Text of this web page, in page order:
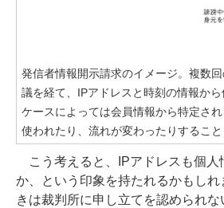
発信者情報開示請求のイメージ。複数
議を経て、IPアドレスと時刻の情報から
ケースによっては会員情報から特定さ
使われたり、流れが変わったりするこ
こう考えると、IPアドレスも個人
か、という印象を持たれるかもし
きは裁判所に申し立てを認められ